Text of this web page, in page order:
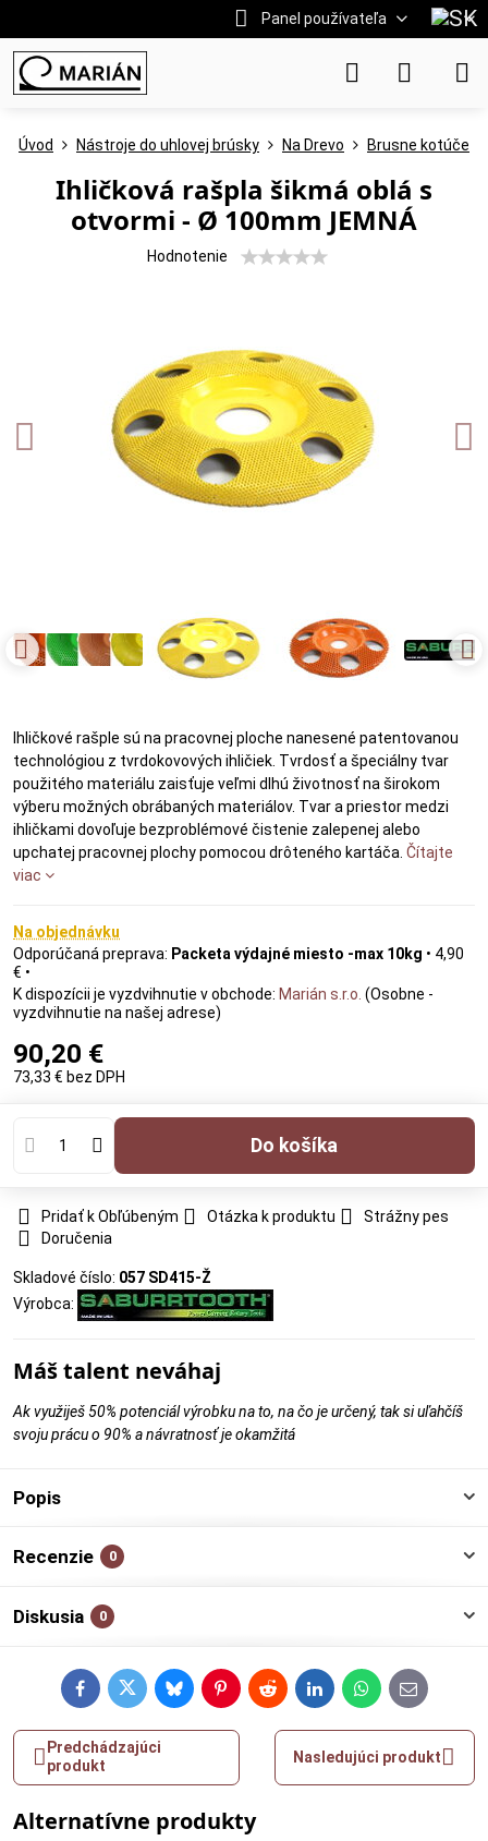
Panel používateľa
Úvod Nástroje do uhlovej brúsky Na Drevo Brusne kotúče
Ihličková rašpla šikmá oblá s
otvormi - Ø 100mm JEMNÁ
Hodnotenie
Ihličkové rašple sú na pracovnej ploche nanesené patentovanou
technológiou z tvrdokovových ihličiek. Tvrdosť a špeciálny tvar
použitého materiálu zaisťuje veľmi dlhú životnosť na širokom
výberu možných obrábaných materiálov. Tvar a priestor medzi
ihličkami dovoľuje bezproblémové čistenie zalepenej alebo
upchatej pracovnej plochy pomocou drôteného kartáča. Čítajte
viac
Na objednávku
Packeta výdajné miesto -max 10kg • 4,90
€ •
Marián s.r.o. (Osobne -
vyzdvihnutie na našej adrese)
90,20 €
73,33 € bez DPH
Do košíka
Pridať k Obľúbeným Otázka k produktu
Strážny pes
Doručenia
Skladové číslo: 057 SD415-Ž
Výrobca:
Máš talent neváhaj
Ak využiješ 50% potenciál výrobku na to, na čo je určený, tak si uľahčíš
svoju prácu o 90% a návratnosť je okamžitá
Popis
Recenzie 0
Diskusia 0
FacebookTwitterBlueskyPinterestRedditLinkedInWhatsApp
E-
mail
Predchádzajúci
produkt
Nasledujúci produkt
Alternatívne produkty